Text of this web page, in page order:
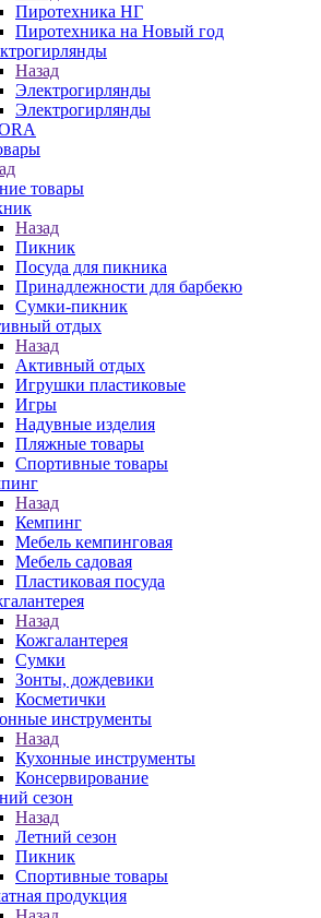
Пиротехника НГ
Пиротехника на Новый год
Назад
Электрогирлянды
Электрогирлянды
товары
Назад
Пикник
Посуда для пикника
Принадлежности для барбекю
Сумки-пикник
отдых
Назад
Активный отдых
Игрушки пластиковые
Игры
Надувные изделия
Пляжные товары
Спортивные товары
Назад
Кемпинг
Мебель кемпинговая
Мебель садовая
Пластиковая посуда
Назад
Кожгалантерея
Сумки
Зонты, дождевики
Косметички
инструменты
Назад
Кухонные инструменты
Консервирование
сезон
Назад
Летний сезон
Пикник
Спортивные товары
продукция